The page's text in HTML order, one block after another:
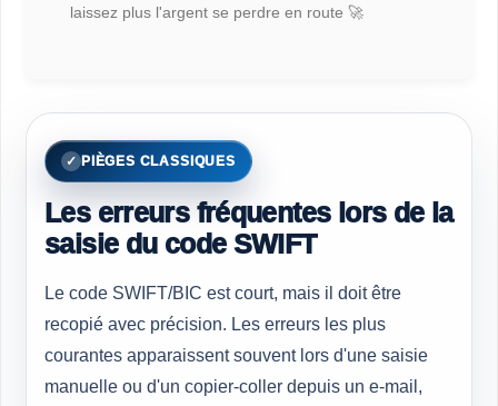
laissez plus l'argent se perdre en route 🚀
PIÈGES CLASSIQUES
Les erreurs fréquentes lors de la
saisie du code SWIFT
Le code SWIFT/BIC est court, mais il doit être
recopié avec précision. Les erreurs les plus
courantes apparaissent souvent lors d'une saisie
manuelle ou d'un copier-coller depuis un e-mail,